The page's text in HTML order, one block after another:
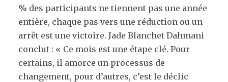
% des participants ne tiennent pas une année
entière, chaque pas vers une réduction ou un
arrêt est une victoire. Jade Blanchet Dahmani
conclut : « Ce mois est une étape clé. Pour
certains, il amorce un processus de
changement, pour d’autres, c’est le déclic